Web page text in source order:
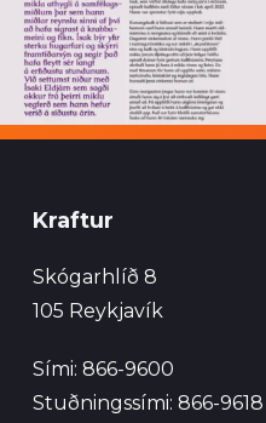
Kraftur
Skógarhlíð 8
105 Reykjavík
Sími: 866-9600
Stuðningssími: 866-9618